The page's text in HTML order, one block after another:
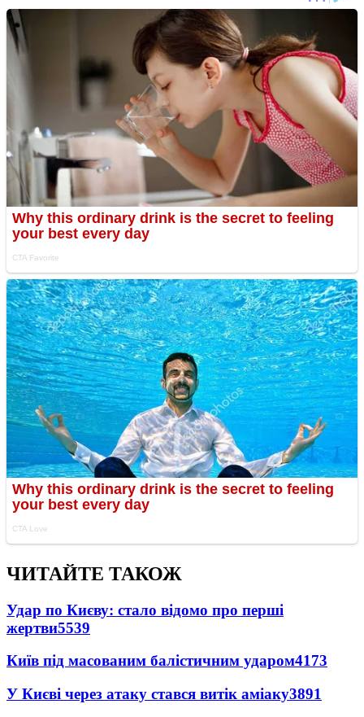
ЧИТАЙТЕ ТАКОЖ
Удар по Києву: стало відомо про перші
жертви5539
Київ під масованим балістичним ударом4173
У Києві через атаку стався витік аміаку3891